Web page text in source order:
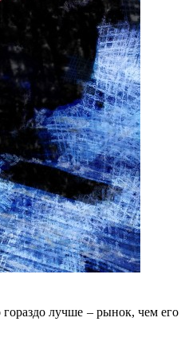
лучше – рынок, чем его